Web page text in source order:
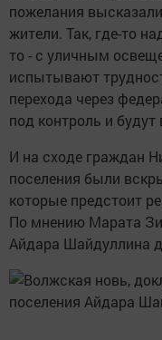
пожелания
жители. Так, где-то
то - с уличным
испытывают
перехода через
под контроль и
И на сходе граждан
поселения были
которые предстоит
По мнению Марата
Айдара Шайдуллина